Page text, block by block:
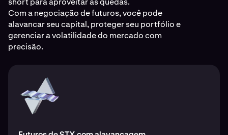
Com a negociação de futuros, você pode
alavancar seu capital, proteger seu portfólio e
gerenciar a volatilidade do mercado com
precisão.